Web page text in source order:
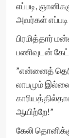
எப்படி,
அவர்கள் எப்படி
பிரமித்தார்
பணிவுடன்
”என்னைத்
லாபமும்
ஆயிற்றே!”
கேலி